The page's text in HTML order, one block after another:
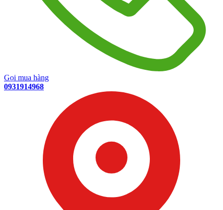
Gọi mua hàng
0931914968